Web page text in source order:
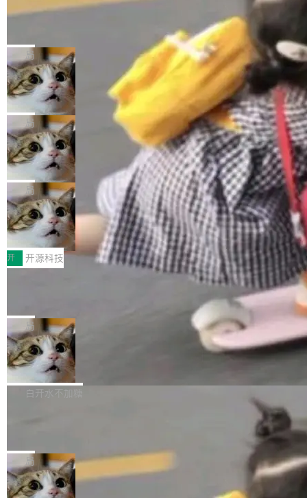
“智构可信·质创未来——AI原生时代的质量新范
式”为主题，直面AI从实验室走向规模化产业落地
的核心质量命题。会上，《2026智能研发生产力
工具选型手册》发布，Testin云测的Testin XAge
nt智能测试系统入选AI测试领域代表产品。对CI
O而言，这提示了一个转变：AI测试正在从效率
工具升级为企业的质量基础设施。 CIO面对的新
现实 过去两年，CIO们的焦虑清单上多了两项：
一是如何让大模型和智能体应用安全地从PoC走
向生产，二是如何让测试团队跟得上AI应用...
让非法状态不可表示：一篇关于 ADT
有一种东西，一旦用过就回不去了。Alex Fedos
eev 管它叫"软件设计的基石"。 他说的东西不新
鲜——代数数据类型（ADT），尤其是和类型
（sum type）。但他说清楚了一件事：这不是类
型系统的学术体操，是日常编码的思维方式。 文
章从一个简单的例子切入。一个网站的深色主题
设置，如果用布尔值 + 可空字段来表示——bool
ean 表示是否可切换，nullable 的默认模式、浅
色方案、深色方案——会产生大量无意义的组
合。方案缺了、配置冲突了、全 null 了。要知道
哪些组合有效，作者说，你得靠"文档、校验、或
者部落知识"。 换个写法。Rust 的 enum，两个
变体：Switchable...
局
Cloudflare 开源内部企业 AI 平台 Clou
dflare OS
Cloudflare 发布了一个开源项目 Cloudflare O
S。如果你只看官方博客，你会觉得这是又一
个"AI 知识库 + 聊天机器人"——每个大厂都在
做，没什么新鲜的。 但 Kenton Varda 在 Twitte
r 上把事情说清楚了： 今天我们发布了 Cloudfla
re OS，一个带连接器的聊天机器人，跟其他所
有科技公司做的一样。只不过，实际上它不一
样。这是 Sandstorm.io 的重制版，我十年前的
那个创业公司。不同的是，这次它构建在 Cloudf
lare Workers 上——我花了九年时间搭建的平台
——并且深度集成了 AI。这基本上是我十年秘密
局
Deno 团队开源 Celld，可自托管的分
布式 Durable Objects
Ryan Dahl 领导的 Deno 团队推出了最新开源项
目 Celld，一个能在自己机器上运行 Cloudflare
Workers 和 Durable Objects 的守护进程。 设
计思路很直接：每个对象是一个独立的 SQLite
数据库，按名称寻址，复制到你自己的 S3 兼容
存储库里。节点之间只通过这个存储库协调——
没有控制平面，没有共识协议。每个对象自带一
个小型数据库，应用天然按分片构建，单个数据
库的竞争和爆炸半径问题在设计层面就被消除
了。 闲置的 cell 会休眠到几乎不占资源。当 cel
l 迁移或唤醒时，新宿主从 S3 恢复 SQLite 数据
库继续执行。存储库是持久化的唯一真相...
局
鲁大师7月新机性能/流畅/AI榜：vivo夺
性能、流畅双第一，三星Galaxy Z系列
新折叠缺席
2026年7月的手机市场，由于存储等硬件成本暴
增，手机厂商的日子也不好过啊，新机速度明显
放缓，因此硝烟味淡了许多。新机参数规格除开
高价的三星折叠（三星Galaxy Z Fold8 Ultra / Z
Fold8 / Z Flip8）外，其余要么是中低端机器，
例如iQOO Z11i、REDMI Note 17、REDMI No
te 17 Pro、OPPO K15，要么是vivo X300 E这
样的次旗舰。 Galaxy Z Fold8 Ultra / Z Fold8 /
Z Flip8三款折叠屏新机均在7月22日发布，且全
部搭载骁龙8 Elite Gen5 for Galaxy，它们本该
开 开源科技
Zed 编辑器团队发布了新项目——DeltaDB，一
个在 git commit 之间记录每一次编辑操作的版
本控制系统。目前处于 Early Access 阶段。 De
ltaDB 的核心思路直接写在 landing page 最显
眼的位置：「Software is made between com
mits」——软件是在 commit 之间写出来的。git
是把这段空隙补上。 回退到任何一次编辑：Delt
aDB 捕获 commit 之间的每一次操作，...
局
SpaceXAI 单季资本开支达 183 亿美元
根据风险投资人Tomer Tunguz 博客（VC 分
析）披露的最新分析与第二季度业绩报告，Spac
微软同期总资本开支的四成。 与亚马逊、Alpha
bet、微软以及 Meta 等传统科技巨头相比，Spa
ceXAI的资金消耗速度尤为引人瞩目。然而，支
白开水不加糖
一个在终端里运行的编程 agent；Muse Spark
1.2，驱动这个 agent 的新模型。一句话概括：
你可以用 curl -fsSL https://dev.meta.ai/install.
局
美团开源 LoHoSearch，用知识图谱校